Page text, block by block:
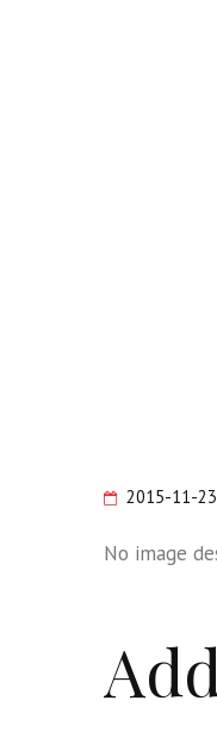
2015-11-23
No image